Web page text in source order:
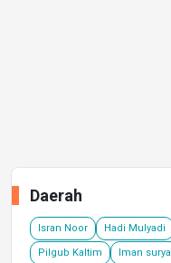
Daerah
Isran Noor Hadi Mulyadi
Pilgub Kaltim Iman surya